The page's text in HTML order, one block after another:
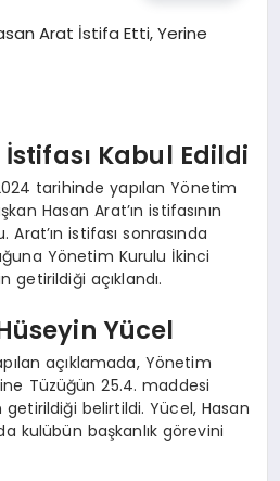
İstifası Kabul Edildi
tarihinde yapılan Yönetim
Hasan Arat’ın istifasının
istifası sonrasında
Yönetim Kurulu İkinci
getirildiği açıklandı.
Yücel
açıklamada, Yönetim
Tüzüğün 25.4. maddesi
getirildiği belirtildi. Yücel, Hasan
kulübün başkanlık görevini